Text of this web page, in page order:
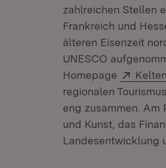
zahlreichen Stellen
Frankreich und
älteren Eisenzeit
UNESCO
Homepage
regionalen
eng zusammen. Am
und Kunst, das
Landesentwicklung